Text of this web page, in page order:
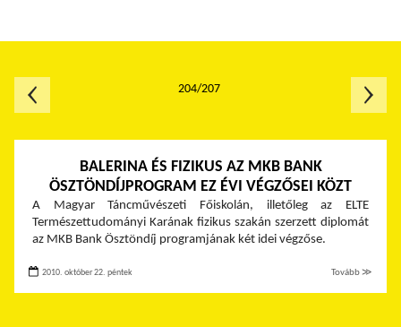
BALERINA ÉS FIZIKUS AZ MKB BANK
ÖSZTÖNDÍJPROGRAM EZ ÉVI VÉGZŐSEI KÖZT
A Magyar Táncművészeti Főiskolán, illetőleg az ELTE
Természettudományi Karának fizikus szakán szerzett diplomát
az MKB Bank Ösztöndíj programjának két idei végzőse.
2010. október 22. péntek Tovább ≫
204/207